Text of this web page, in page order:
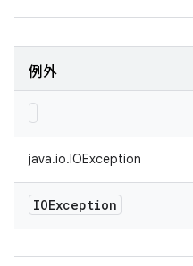
例外
java.io.IOException
IOException